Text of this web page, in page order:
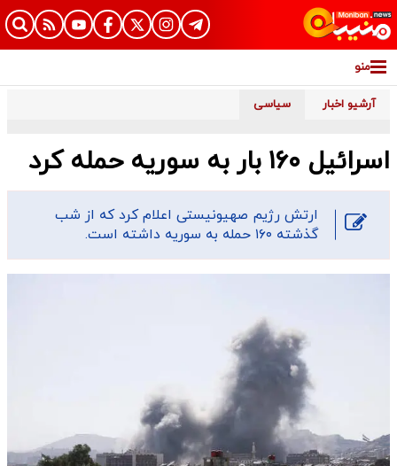
منو
آرشیو اخبار سیاسی
اسرائیل ۱۶۰ بار به سوریه حمله کرد
ارتش رژیم صهیونیستی اعلام کرد که از شب
گذشته ۱۶۰ حمله به سوریه داشته است.